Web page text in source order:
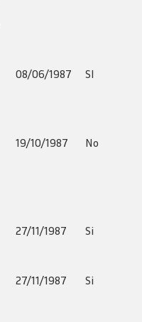
08/06/1987 SI
19/10/1987 No
27/11/1987 Si
27/11/1987 Si